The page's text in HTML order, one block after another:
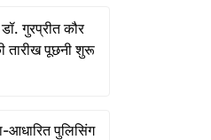
गुरप्रीत कौर
तारीख पूछनी शुरू
आधारित पुलिसिंग